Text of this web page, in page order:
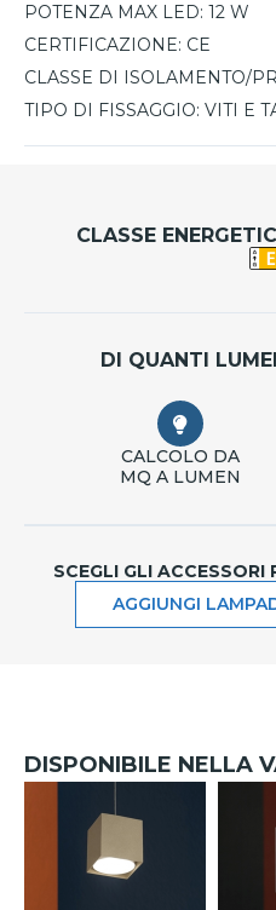
POTENZA MAX LED: 12 W
CERTIFICAZIONE: CE
CLASSE DI ISOLAMENTO/
TIPO DI FISSAGGIO: VITI E
CLASSE
DI QUANTI
CALCOLO DA
MQ A LUMEN
SCEGLI GLI
AGGIUNGI
DISPONIBILE NELLA